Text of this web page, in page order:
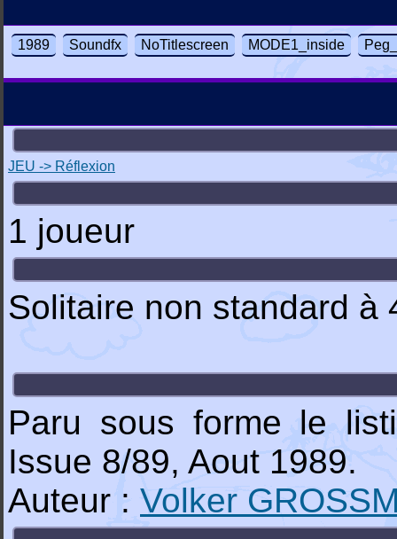
1989 Soundfx NoTitlescreen MODE1_inside
JEU -> Réflexion
1 joueur
Solitaire non standard à
Paru sous forme le
Issue 8/89, Aout 1989.
Auteur : Volker